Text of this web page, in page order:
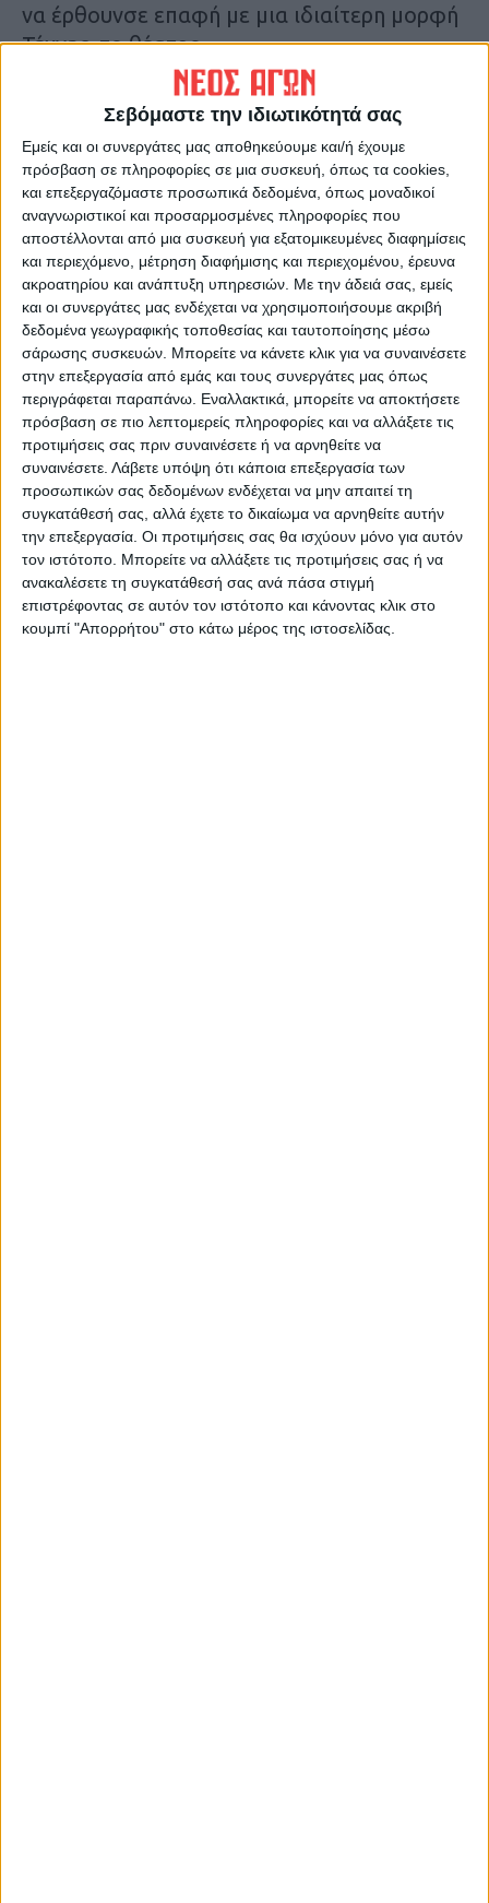
Σεβόμαστε την ιδιωτικότητά σας
Εμείς και οι συνεργάτες μας αποθηκεύουμε και/ή έχουμε
πρόσβαση σε πληροφορίες σε μια συσκευή, όπως τα cookies,
και επεξεργαζόμαστε προσωπικά δεδομένα, όπως μοναδικοί
αναγνωριστικοί και προσαρμοσμένες πληροφορίες που
αποστέλλονται από μια συσκευή για εξατομικευμένες διαφημίσεις
και περιεχόμενο, μέτρηση διαφήμισης και περιεχομένου, έρευνα
ακροατηρίου και ανάπτυξη υπηρεσιών. Με την άδειά σας, εμείς
και οι συνεργάτες μας ενδέχεται να χρησιμοποιήσουμε ακριβή
δεδομένα γεωγραφικής τοποθεσίας και ταυτοποίησης μέσω
σάρωσης συσκευών. Μπορείτε να κάνετε κλικ για να συναινέσετε
στην επεξεργασία από εμάς και τους συνεργάτες μας όπως
περιγράφεται παραπάνω. Εναλλακτικά, μπορείτε να αποκτήσετε
πρόσβαση σε πιο λεπτομερείς πληροφορίες και να αλλάξετε τις
προτιμήσεις σας πριν συναινέσετε ή να αρνηθείτε να
συναινέσετε. Λάβετε υπόψη ότι κάποια επεξεργασία των
προσωπικών σας δεδομένων ενδέχεται να μην απαιτεί τη
συγκατάθεσή σας, αλλά έχετε το δικαίωμα να αρνηθείτε αυτήν
την επεξεργασία. Οι προτιμήσεις σας θα ισχύουν μόνο για αυτόν
τον ιστότοπο. Μπορείτε να αλλάξετε τις προτιμήσεις σας ή να
ανακαλέσετε τη συγκατάθεσή σας ανά πάσα στιγμή
επιστρέφοντας σε αυτόν τον ιστότοπο και κάνοντας κλικ στο
κουμπί "Απορρήτου" στο κάτω μέρος της ιστοσελίδας.
να έρθουνσε επαφή με μια ιδιαίτερη μορφή
Τέχνης, το θέατρο.
Επιπλέον πραγματοποιούνται παραστάσεις
θεάτρου σκιών πουενθουσιάζουν τους
μικρούςμας φίλους.
Αναλυτικότερα στην έντυπη έκδοση του «Νέου
Αγώνα»
Τελευταίες Ειδήσεις Σήμερα
Ακολούθησε την εφημερίδα ΝΕΟΣ
ΑΓΩΝ στο Google News!
Όλες οι εξελίξεις στην περιοχή της
Καρδίτσας και ευρύτερα της Θεσσαλίας
ΠΡΟΗΓΟΥΜΕΝΟ ΑΡΘΡΟ
Πλούσιο πρόγραμμα
εκδηλώσεων και τον
Αύγουστο στο Δήμο
Σοφάδων
ΕΠΟΜΕΝΟ ΑΡΘΡΟ
Η μουσική της Μικράς Ασίας
με... φόντο το Φανάρι